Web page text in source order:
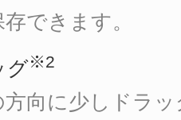
できます。
グ※2
方向に少しドラ